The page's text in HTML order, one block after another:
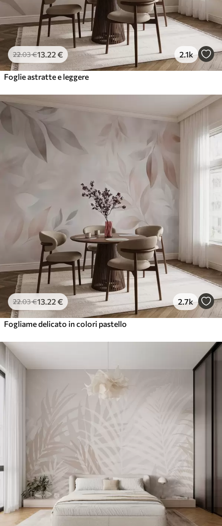
22.03€13 .22 € 2.1k
Foglie astratte e leggere
22.03€13 .22 € 2.7k
Fogliame delicato in colori pastello